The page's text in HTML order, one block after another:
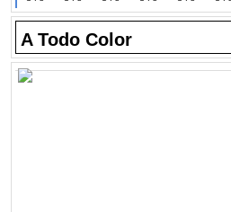
A Todo Color